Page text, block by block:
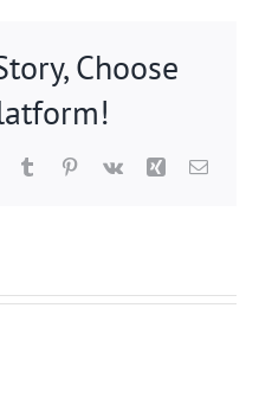
Choose
TumblrPinterest
Vk Xing Email: